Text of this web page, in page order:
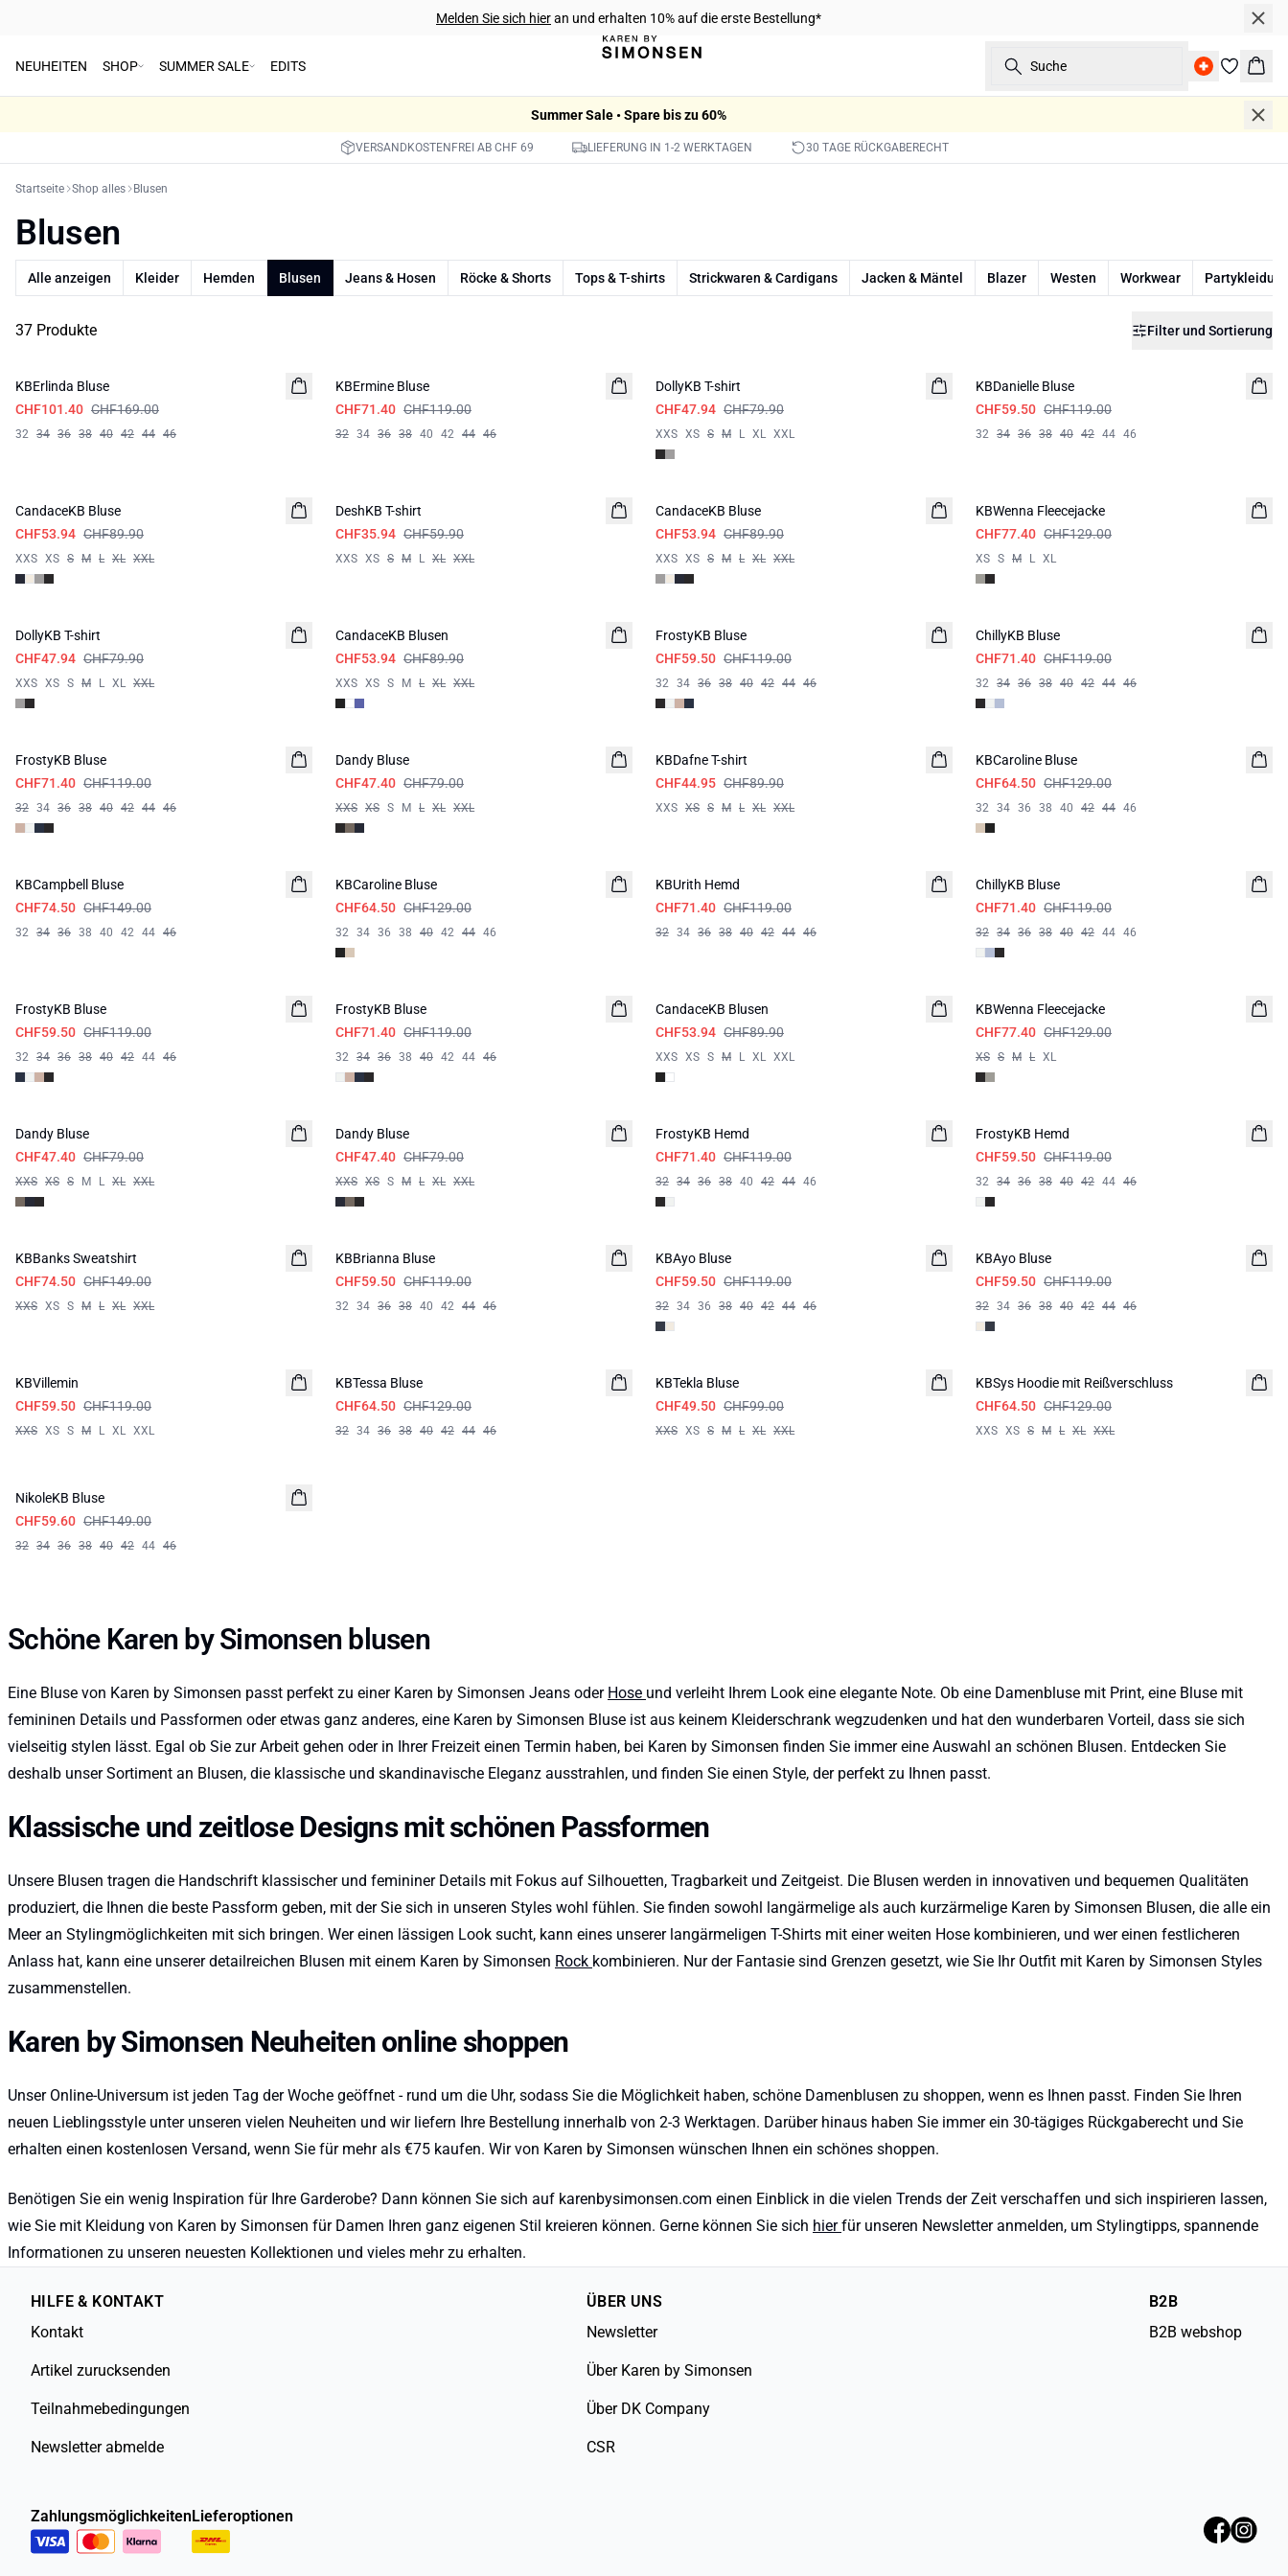
Melden Sie sich hieran und erhalten 10% auf die erste Bestellung*
NEUHEITEN SHOP SUMMER SALE EDITS Suche
Summer Sale • Spare bis zu 60%
VERSANDKOSTENFREI AB CHF 69 LIEFERUNG IN 1-2 WERKTAGEN 30 TAGE RÜCKGABERECHT
Startseite Shop alles Blusen
Blusen
Alle anzeigen Kleider Hemden Blusen Jeans & Hosen Röcke & Shorts Tops & T-shirts Strickwaren & Cardigans Jacken & Mäntel Blazer Westen Workwear
37 Produkte Filter und Sortierung
KBErlinda Bluse
CHF101.40 CHF169.00
32 34 36 38 40 42 44 46
KBErmine Bluse
CHF71.40 CHF119.00
32 34 36 38 40 42 44 46
DollyKB T-shirt
CHF47.94 CHF79.90
XXS XS S M L XL XXL
KBDanielle Bluse
CHF59.50 CHF119.00
32 34 36 38 40 42 44 46
CandaceKB Bluse
CHF53.94 CHF89.90
XXS XS S M L XL XXL
DeshKB T-shirt
CHF35.94 CHF59.90
XXS XS S M L XL XXL
CandaceKB Bluse
CHF53.94 CHF89.90
XXS XS S M L XL XXL
KBWenna Fleecejacke
CHF77.40 CHF129.00
XS S M L XL
DollyKB T-shirt
CHF47.94 CHF79.90
XXS XS S M L XL XXL
CandaceKB Blusen
CHF53.94 CHF89.90
XXS XS S M L XL XXL
FrostyKB Bluse
CHF59.50 CHF119.00
32 34 36 38 40 42 44 46
ChillyKB Bluse
CHF71.40 CHF119.00
32 34 36 38 40 42 44 46
FrostyKB Bluse
CHF71.40 CHF119.00
32 34 36 38 40 42 44 46
Dandy Bluse
CHF47.40 CHF79.00
XXS XS S M L XL XXL
KBDafne T-shirt
CHF44.95 CHF89.90
XXS XS S M L XL XXL
KBCaroline Bluse
CHF64.50 CHF129.00
32 34 36 38 40 42 44 46
KBCampbell Bluse
CHF74.50 CHF149.00
32 34 36 38 40 42 44 46
KBCaroline Bluse
CHF64.50 CHF129.00
32 34 36 38 40 42 44 46
KBUrith Hemd
CHF71.40 CHF119.00
32 34 36 38 40 42 44 46
ChillyKB Bluse
CHF71.40 CHF119.00
32 34 36 38 40 42 44 46
FrostyKB Bluse
CHF59.50 CHF119.00
32 34 36 38 40 42 44 46
FrostyKB Bluse
CHF71.40 CHF119.00
32 34 36 38 40 42 44 46
CandaceKB Blusen
CHF53.94 CHF89.90
XXS XS S M L XL XXL
KBWenna Fleecejacke
CHF77.40 CHF129.00
XS S M L XL
Dandy Bluse
CHF47.40 CHF79.00
XXS XS S M L XL XXL
Dandy Bluse
CHF47.40 CHF79.00
XXS XS S M L XL XXL
FrostyKB Hemd
CHF71.40 CHF119.00
32 34 36 38 40 42 44 46
FrostyKB Hemd
CHF59.50 CHF119.00
32 34 36 38 40 42 44 46
KBBanks Sweatshirt
CHF74.50 CHF149.00
XXS XS S M L XL XXL
KBBrianna Bluse
CHF59.50 CHF119.00
32 34 36 38 40 42 44 46
KBAyo Bluse
CHF59.50 CHF119.00
32 34 36 38 40 42 44 46
KBAyo Bluse
CHF59.50 CHF119.00
32 34 36 38 40 42 44 46
KBVillemin
CHF59.50 CHF119.00
XXS XS S M L XL XXL
KBTessa Bluse
CHF64.50 CHF129.00
32 34 36 38 40 42 44 46
KBTekla Bluse
CHF49.50 CHF99.00
XXS XS S M L XL XXL
KBSys Hoodie mit Reißverschluss
CHF64.50 CHF129.00
XXS XS S M L XL XXL
NikoleKB Bluse
CHF59.60 CHF149.00
32 34 36 38 40 42 44 46
Schöne Karen by Simonsen blusen
Eine Bluse von Karen by Simonsen passt perfekt zu einer Karen by Simonsen Jeans oder Hose und verleiht Ihrem Look eine elegante Note. Ob eine Damenbluse mit Print, eine Bluse mit
femininen Details und Passformen oder etwas ganz anderes, eine Karen by Simonsen Bluse ist aus keinem Kleiderschrank wegzudenken und hat den wunderbaren Vorteil, dass sie sich
vielseitig stylen lässt. Egal ob Sie zur Arbeit gehen oder in Ihrer Freizeit einen Termin haben, bei Karen by Simonsen finden Sie immer eine Auswahl an schönen Blusen. Entdecken Sie
deshalb unser Sortiment an Blusen, die klassische und skandinavische Eleganz ausstrahlen, und finden Sie einen Style, der perfekt zu Ihnen passt.
Klassische und zeitlose Designs mit schönen Passformen
Unsere Blusen tragen die Handschrift klassischer und femininer Details mit Fokus auf Silhouetten, Tragbarkeit und Zeitgeist. Die Blusen werden in innovativen und bequemen Qualitäten
produziert, die Ihnen die beste Passform geben, mit der Sie sich in unseren Styles wohl fühlen. Sie finden sowohl langärmelige als auch kurzärmelige Karen by Simonsen Blusen, die alle ein
Meer an Stylingmöglichkeiten mit sich bringen. Wer einen lässigen Look sucht, kann eines unserer langärmeligen T-Shirts mit einer weiten Hose kombinieren, und wer einen festlicheren
Anlass hat, kann eine unserer detailreichen Blusen mit einem Karen by Simonsen Rock kombinieren. Nur der Fantasie sind Grenzen gesetzt, wie Sie Ihr Outfit mit Karen by Simonsen Styles
zusammenstellen.
Karen by Simonsen Neuheiten online shoppen
Unser Online-Universum ist jeden Tag der Woche geöffnet - rund um die Uhr, sodass Sie die Möglichkeit haben, schöne Damenblusen zu shoppen, wenn es Ihnen passt. Finden Sie Ihren
neuen Lieblingsstyle unter unseren vielen Neuheiten und wir liefern Ihre Bestellung innerhalb von 2-3 Werktagen. Darüber hinaus haben Sie immer ein 30-tägiges Rückgaberecht und Sie
erhalten einen kostenlosen Versand, wenn Sie für mehr als €75 kaufen. Wir von Karen by Simonsen wünschen Ihnen ein schönes shoppen.
Benötigen Sie ein wenig Inspiration für Ihre Garderobe? Dann können Sie sich auf karenbysimonsen.com einen Einblick in die vielen Trends der Zeit verschaffen und sich inspirieren lassen,
wie Sie mit Kleidung von Karen by Simonsen für Damen Ihren ganz eigenen Stil kreieren können. Gerne können Sie sich hierfür unseren Newsletter anmelden, um Stylingtipps, spannende
Informationen zu unseren neuesten Kollektionen und vieles mehr zu erhalten.
HILFE & KONTAKT
Kontakt
Artikel zurucksenden
Teilnahmebedingungen
Newsletter abmelde
ÜBER UNS
Newsletter
Über Karen by Simonsen
Über DK Company
CSR
B2B
B2B webshop
ZahlungsmöglichkeitenLieferoptionen